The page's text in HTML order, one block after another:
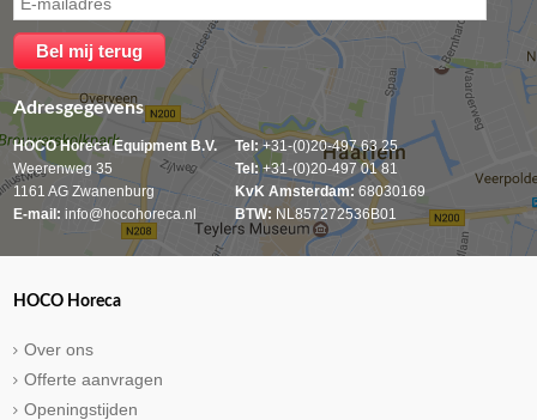
Adresgegevens
HOCO Horeca Equipment B.V.
Weerenweg 35
1161 AG Zwanenburg
E-mail: info@hocohoreca.nl
Tel: +31-(0)20-497 63 25
Tel:+31-(0)20-497 01 81
KvK Amsterdam: 68030169
BTW: NL857272536B01
HOCO Horeca
Over ons
Offerte aanvragen
Openingstijden